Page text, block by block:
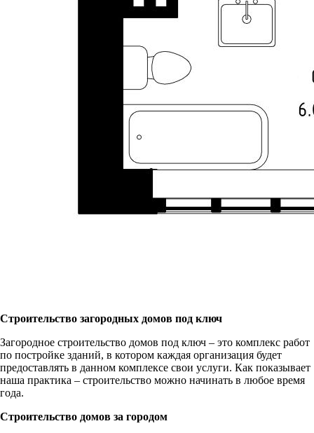
Строительство загородных домов под ключ
Загородное строительство домов под ключ – это комплекс работ
по постройке зданий, в котором каждая организация будет
предоставлять в данном комплексе свои услуги. Как показывает
наша практика – строительство можно начинать в любое время
года.
Строительство домов за городом